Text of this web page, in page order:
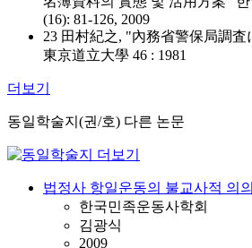
(16): 81-126, 2009
23 田村紀之, "內務省警保局調
東京道立大學 46 : 1981
더보기
동일학술지(권/호) 다른 논문
법정사 항일운동의 불교사적 의의
한국민족운동사학회
김광식
2009